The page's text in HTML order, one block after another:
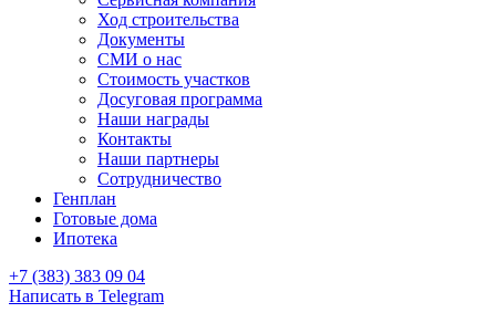
Ход строительства
Документы
СМИ о нас
Стоимость участков
Досуговая программа
Наши награды
Контакты
Наши партнеры
Сотрудничество
Генплан
Готовые дома
Ипотека
+7 (383) 383 09 04
Написать в Telegram